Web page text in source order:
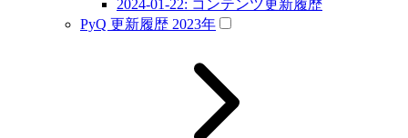
2024-01-22: コンテンツ更新履歴
PyQ 更新履歴 2023年